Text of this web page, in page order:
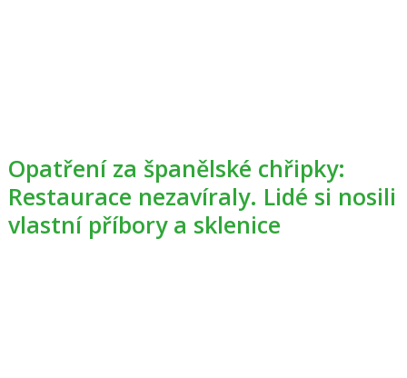
Opatření za španělské chřipky:
Restaurace nezavíraly. Lidé si nosili
vlastní příbory a sklenice